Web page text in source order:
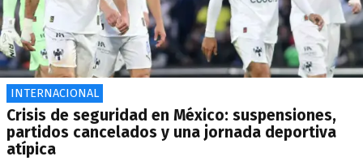
INTERNACIONAL
Crisis de seguridad en México: suspensiones,
partidos cancelados y una jornada deportiva
atípica